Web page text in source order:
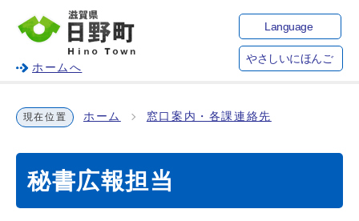
ホームへ
Language
やさしいにほんご
現在位置 ホーム 窓口案内・各課連絡先
秘書広報担当